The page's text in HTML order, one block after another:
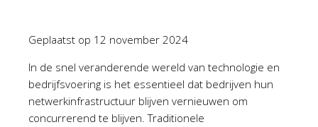
Geplaatst op 12 november 2024
In de snel veranderende wereld van technologie en
bedrijfsvoering is het essentieel dat bedrijven hun
netwerkinfrastructuur blijven vernieuwen om
concurrerend te blijven. Traditionele